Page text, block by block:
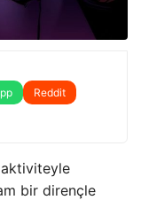
Reddit
aktiviteyle
bir dirençle